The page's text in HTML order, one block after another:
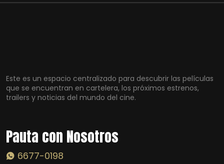
Este es un espacio centralizado para descubrir las películas
que se encuentran en cartelera, los próximos estrenos,
trailers y noticias del mundo del cine.
Pauta con Nosotros
6677-0198